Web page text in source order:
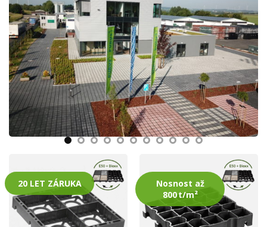
20 LET ZÁRUKA
Nosnost až
800 t/m²